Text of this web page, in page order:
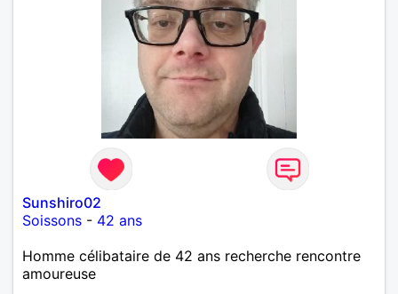
Sunshiro02
Soissons - 42 ans
Homme célibataire de 42 ans recherche rencontre
amoureuse